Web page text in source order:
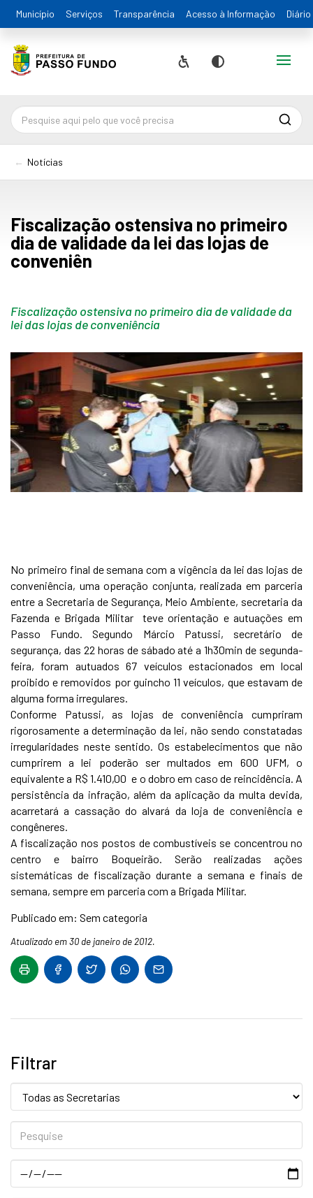
Município Serviços Transparência Acesso à Informação
Acessibilidade
Contraste
Alternar
Notícias
Fiscalização ostensiva no primeiro
dia de validade da lei das lojas de
conveniên
Fiscalização ostensiva no primeiro dia de validade da
lei das lojas de conveniência
No primeiro final de semana com a vigência da lei das lojas de
conveniência, uma operação conjunta, realizada em parceria
entre a Secretaria de Segurança, Meio Ambiente, secretaria da
Fazenda e Brigada Militar teve orientação e autuações em
Passo Fundo. Segundo Márcio Patussi, secretário de
segurança, das 22 horas de sábado até a 1h30min de segunda-
feira, foram autuados 67 veículos estacionados em local
proibido e removidos por guincho 11 veículos, que estavam de
alguma forma irregulares.
Conforme Patussi, as lojas de conveniência cumpriram
rigorosamente a determinação da lei, não sendo constatadas
irregularidades neste sentido. Os estabelecimentos que não
cumprirem a lei poderão ser multados em 600 UFM, o
equivalente a R$ 1.410,00 e o dobro em caso de reincidência. A
persistência da infração, além da aplicação da multa devida,
acarretará a cassação do alvará da loja de conveniência e
congêneres.
A fiscalização nos postos de combustíveis se concentrou no
centro e bairro Boqueirão. Serão realizadas ações
sistemáticas de fiscalização durante a semana e finais de
semana, sempre em parceria com a Brigada Militar.
Publicado em: Sem categoria
Atualizado em 30 de janeiro de 2012.
Filtrar
Data